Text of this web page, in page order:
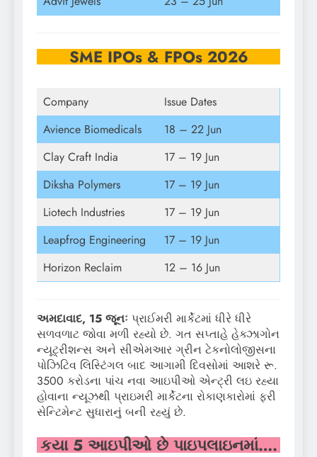
SME IPOs & FPOs 2026
Company
Issue Dates
Avience Biomedicals
18 – 22 Jun
Clay Craft India
17 – 19 Jun
Diksha Polymers
17 – 19 Jun
Liotech Industries
17 – 19 Jun
Leapfrog Engineering
17 – 19 Jun
Horizon Reclaim
12 – 16 Jun
અમદાવાદ, 15 જૂનઃ પ્રાઈમરી માર્કેટમાં ધીરે ધીરે
સળવળાટ જોવા મળી રહ્યો છે. ગત સપ્તાહે હેક્ઝાગોન
ન્યૂટ્રીશન્સ અને સીએમઆર ગ્રીન ટેકનોલોજીસના
પોઝિટિવ લિસ્ટિંગલ બાદ આગામી દિવસોમાં આશરે રૂ.
3500 કરોડના પાંચ નવા આઇપીઓ એન્ટ્રી લઇ રહ્યા
હોવાના ન્યૂઝથી પ્રાઇમરી માર્કેટના રોકાણકારોમાં ફરી
સેન્ટિમેન્ટ સુધારાનું બની રહ્યું છે.
કયા 5 આઇપીઓ છે પાઇપલાઇનમાં….